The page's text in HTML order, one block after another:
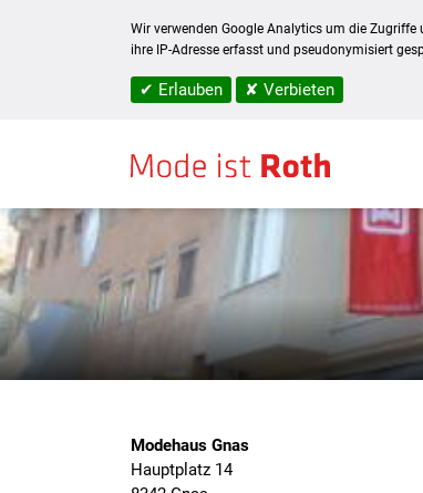
Wir verwenden Google Analytics um die
ihre IP-Adresse erfasst und pseudonymisiert
✔ Erlauben ✘ Verbieten
Modehaus Gnas
Hauptplatz 14